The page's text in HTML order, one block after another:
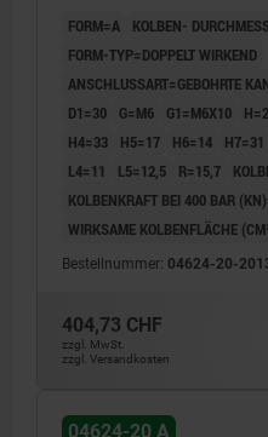
FORM=A
KOLBEN-
FORM-TYP=DOPPELT WIRKEND
ANSCHLUSSART=GEBOHRTE
D1=30
G=M6 G1=M6X10
H4=33
H5=17 H6=14 H7=31
L4=11
L5=12,5 R=15,7
KOLBENKRAFT BEI 400 BAR
WIRKSAME KOLBENFLÄCHE
Bestellnummer: 04624-20-
404,73 CHF
zzgl. MwSt.
zzgl. Versandkosten
04624-20 A